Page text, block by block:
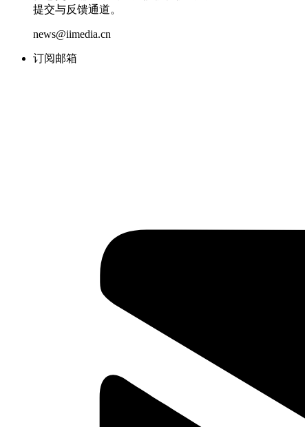
提交与反馈通道。
news@iimedia.cn
订阅邮箱